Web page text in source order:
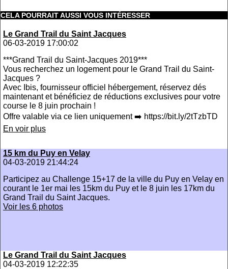
CELA POURRAIT AUSSI VOUS INTÉRESSER
Le Grand Trail du Saint Jacques
06-03-2019 17:00:02
***Grand Trail du Saint-Jacques 2019***
Vous recherchez un logement pour le Grand Trail du Saint-
Jacques ?
Avec Ibis, fournisseur officiel hébergement, réservez dés
maintenant et bénéficiez de réductions exclusives pour votre
course le 8 juin prochain !
Offre valable via ce lien uniquement ➡️ https://bit.ly/2tTzbTD
En voir plus
15 km du Puy en Velay
04-03-2019 21:44:24
Participez au Challenge 15+17 de la ville du Puy en Velay en
courant le 1er mai les 15km du Puy et le 8 juin les 17km du
Grand Trail du Saint Jacques.
Voir les 6 photos
Le Grand Trail du Saint Jacques
04-03-2019 12:22:35